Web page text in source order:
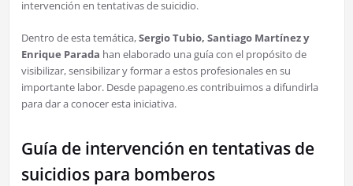
intervención en tentativas de suicidio.
Dentro de esta temática,Sergio Tubio, Santiago Martínez y
Enrique Parada han elaborado una guía con el propósito de
visibilizar, sensibilizar y formar a estos profesionales en su
importante labor. Desde papageno.es contribuimos a difundirla
para dar a conocer esta iniciativa.
Guía de intervención en tentativas de
suicidios para bomberos